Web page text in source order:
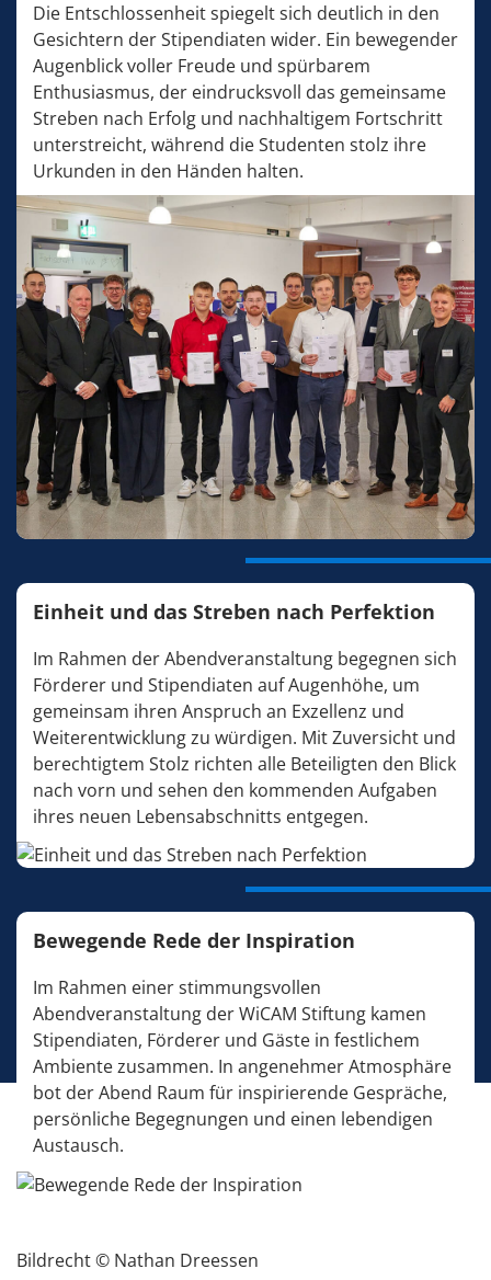
Die Entschlossenheit spiegelt sich deutlich in den
Gesichtern der Stipendiaten wider. Ein bewegender
Augenblick voller Freude und spürbarem
Enthusiasmus, der eindrucksvoll das gemeinsame
Streben nach Erfolg und nachhaltigem Fortschritt
unterstreicht, während die Studenten stolz ihre
Urkunden in den Händen halten.
Einheit und das Streben nach Perfektion
Im Rahmen der Abendveranstaltung begegnen sich
Förderer und Stipendiaten auf Augenhöhe, um
gemeinsam ihren Anspruch an Exzellenz und
Weiterentwicklung zu würdigen. Mit Zuversicht und
berechtigtem Stolz richten alle Beteiligten den Blick
nach vorn und sehen den kommenden Aufgaben
ihres neuen Lebensabschnitts entgegen.
Bewegende Rede der Inspiration
Im Rahmen einer stimmungsvollen
Abendveranstaltung der WiCAM Stiftung kamen
Stipendiaten, Förderer und Gäste in festlichem
Ambiente zusammen. In angenehmer Atmosphäre
bot der Abend Raum für inspirierende Gespräche,
persönliche Begegnungen und einen lebendigen
Austausch.
Bildrecht © Nathan Dreessen